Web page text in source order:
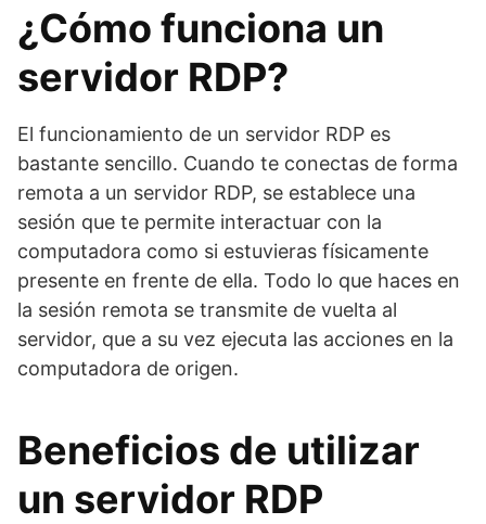
¿Cómo funciona un
servidor RDP?
El funcionamiento de un servidor RDP es
bastante sencillo. Cuando te conectas de forma
remota a un servidor RDP, se establece una
sesión que te permite interactuar con la
computadora como si estuvieras físicamente
presente en frente de ella. Todo lo que haces en
la sesión remota se transmite de vuelta al
servidor, que a su vez ejecuta las acciones en la
computadora de origen.
Beneficios de utilizar
un servidor RDP